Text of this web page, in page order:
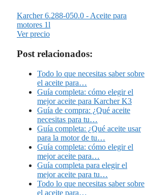
Karcher 6.288-050.0 - Aceite para
motores 1l
Ver precio
Post relacionados:
Todo lo que necesitas saber sobre
el aceite para…
Guía completa: cómo elegir el
mejor aceite para Karcher K3
Guía de compra: ¿Qué aceite
necesitas para tu…
Guía completa: ¿Qué aceite usar
para la motor de tu…
Guía completa: cómo elegir el
mejor aceite para…
Guía completa para elegir el
mejor aceite para tu…
Todo lo que necesitas saber sobre
el aceite para…